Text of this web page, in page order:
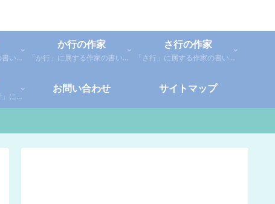
「あ行」に属する作家の書いた本の感想です。「あ」「い」「う」「え」「お」に分類しているので、お好きな作家の作品を探してみてください。
か行の作家
「か行」に属する作家の書いた本の感想です。さらに「か」「き」「く」「け」「こ」に分類していあります。お好きな作家の作品を探してみてください。
さ行の作家
「さ行」に属する作家の書いた本の感想です。さらに「さ」「し」「す」「せ」「そ」に分類していあります。お好きな作家の作品を探してみてください。
「や行」「ら行」「わ行」に属する作家の書いた本の感想です。さらに「や」「ゆ」「よ」「り」「れ」「わ」に分類していあります。お好きな作家の作品を探してみてください。
お問い合わせ サイトマップ